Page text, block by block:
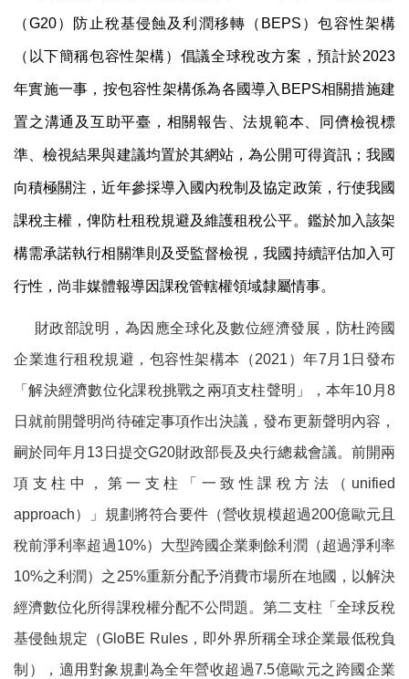
（G20）防止稅基侵蝕及利潤移轉（ BEPS ）包容性架構
（以下簡稱包容性架構）倡議全球稅改方案，預計於2023
年實施一事，按包容性架構係為各國導入 BEPS相關措施建
置之溝通及互助平臺，相關報告、法規範本、同儕檢視標
準、檢視結果與建議均置於其網站，為公開可得資訊；我國
向積極關注，近年參採導入國內稅制及協定政策，行使我國
課稅主權，俾防杜租稅規避及維護租稅公平。鑑於加入該架
構需承諾執行相關準則及受監督檢視，我國持續評估加入可
行性，尚非媒體報導因課稅管轄權領域隸屬情事。
財政部說明，為因應全球化及數位經濟發展，防杜跨國
企業進行租稅規避，包容性架構本（2021 ）年7 月 1 日發布
「解決經濟數位化課稅挑戰之兩項支柱聲明」，本年10 月8
日就前開聲明尚待確定事項作出決議，發布更新聲明內容，
嗣於同年月 13 日提交G20財政部長及央行總裁會議。前開兩
項支柱中，第一支柱「一致性課稅方法（ unified
approach）」規劃將符合要件（營收規模超過200億歐元且
稅前淨利率超過10%）大型跨國企業剩餘利潤（超過淨利率
10%之利潤）之 25%重新分配予消費市場所在地國，以解決
經濟數位化所得課稅權分配不公問題。第二支柱「全球反稅
基侵蝕規定（GloBE Rules，即外界所稱全球企業最低稅負
制），適用對象規劃為全年營收超過7.5億歐元之跨國企業